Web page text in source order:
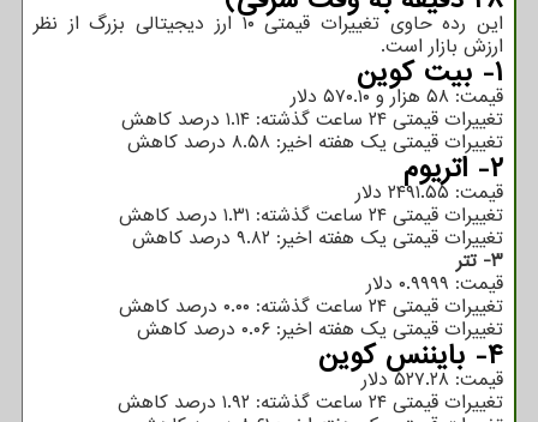
این رده حاوی تغییرات قیمتی ۱۰ ارز دیجیتالی بزرگ از نظر
ارزش بازار است.
۱- بیت کوین
قیمت: ۵۸ هزار و ۵۷۰.۱۰ دلار
تغییرات قیمتی ۲۴ ساعت گذشته: ۱.۱۴ درصد کاهش
تغییرات قیمتی یک هفته اخیر: ۸.۵۸ درصد کاهش
۲- اتریوم
قیمت: ۲۴۹۱.۵۵ دلار
تغییرات قیمتی ۲۴ ساعت گذشته: ۱.۳۱ درصد کاهش
تغییرات قیمتی یک هفته اخیر: ۹.۸۲ درصد کاهش
۳- تتر
قیمت: ۰.۹۹۹۹ دلار
تغییرات قیمتی ۲۴ ساعت گذشته: ۰.۰۰ درصد کاهش
تغییرات قیمتی یک هفته اخیر: ۰.۰۶ درصد کاهش
۴- بایننس کوین
قیمت: ۵۲۷.۲۸ دلار
تغییرات قیمتی ۲۴ ساعت گذشته: ۱.۹۲ درصد کاهش